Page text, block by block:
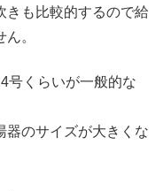
きも比較的するので給
。
号くらいが一般的な
器のサイズが大きくな